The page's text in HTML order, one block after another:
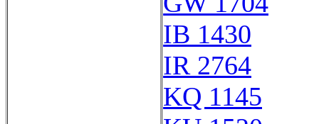
IB 1430
IR 2764
KQ 1145